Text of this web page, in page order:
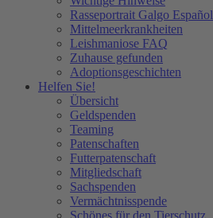
Rasseportrait Galgo Español
Mittelmeerkrankheiten
Leishmaniose FAQ
Zuhause gefunden
Adoptionsgeschichten
Helfen Sie!
Übersicht
Geldspenden
Teaming
Patenschaften
Futterpatenschaft
Mitgliedschaft
Sachspenden
Vermächtnisspende
Schönes für den Tierschutz